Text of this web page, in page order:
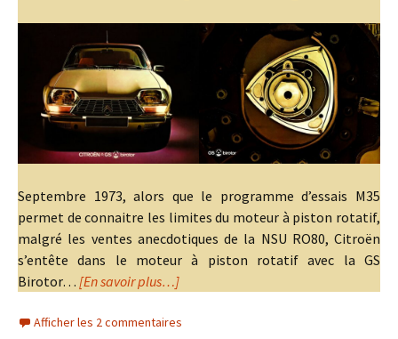
Septembre 1973, alors que le programme d’essais M35
permet de connaitre les limites du moteur à piston rotatif,
malgré les ventes anecdotiques de la NSU RO80, Citroën
s’entête dans le moteur à piston rotatif avec la GS
Birotor… [En savoir plus…]
Afficher les 2 commentaires